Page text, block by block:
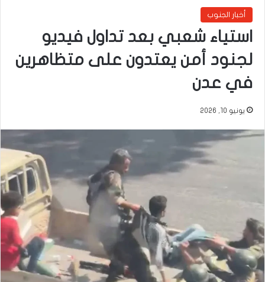
أخبار الجنوب
استياء شعبي بعد تداول فيديو
لجنود أمن يعتدون على متظاهرين
في عدن
يونيو 10, 2026